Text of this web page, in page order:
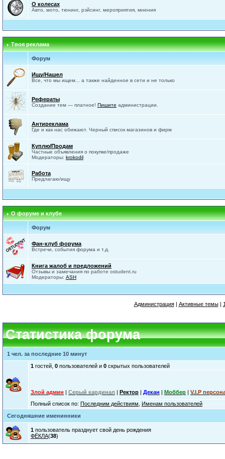
О колесах
Авто, мото, тюнинг, рэйсинг, мероприятия, мнения
Твоя реклама
Форум
Ищу/Нашел
Все, что мы ищем... а также найденное в сети и не только
Рефераты
Создание тем — платное! Пишите администрации.
Антиреклама
Где и как нас обижают. Черный список магазинов и фирм
Куплю/Продам
Частные объявления о покупке/продаже
Модераторы: krokodil
Работа
Предлагаю/ищу
О форуме и клубе
Форум
Фан-клуб форума
Встречи, события форума и т.д.
Книга жалоб и предложений
Отзывы и замечания по работе ostudent.ru
Модераторы: ASH
Администрация| Активные темы|
Статистика форума
1 чел. за последние 10 минут
1гостей, 0пользователей и 0скрытых пользователей
Злой админ | Серый кардинал| Ректор| Декан | Моббер| V.I.P
Полный список по: Последним действиям Именам пользователей
Сегодняшние именинники
1пользователь празднует свой день рождения
ФЁКЛА(38)